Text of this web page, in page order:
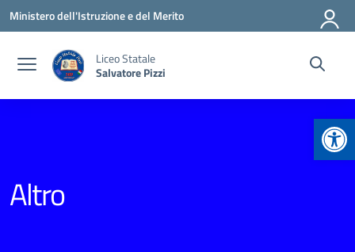
Vai ai contenuti
Vai al menu di navigazione
Vai al footer
Ministero dell'Istruzione e del Merito
Liceo Statale
Salvatore Pizzi
Altro